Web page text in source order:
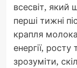
всесвіт, який
перші тижні
крапля
енергії,
зрозуміти,